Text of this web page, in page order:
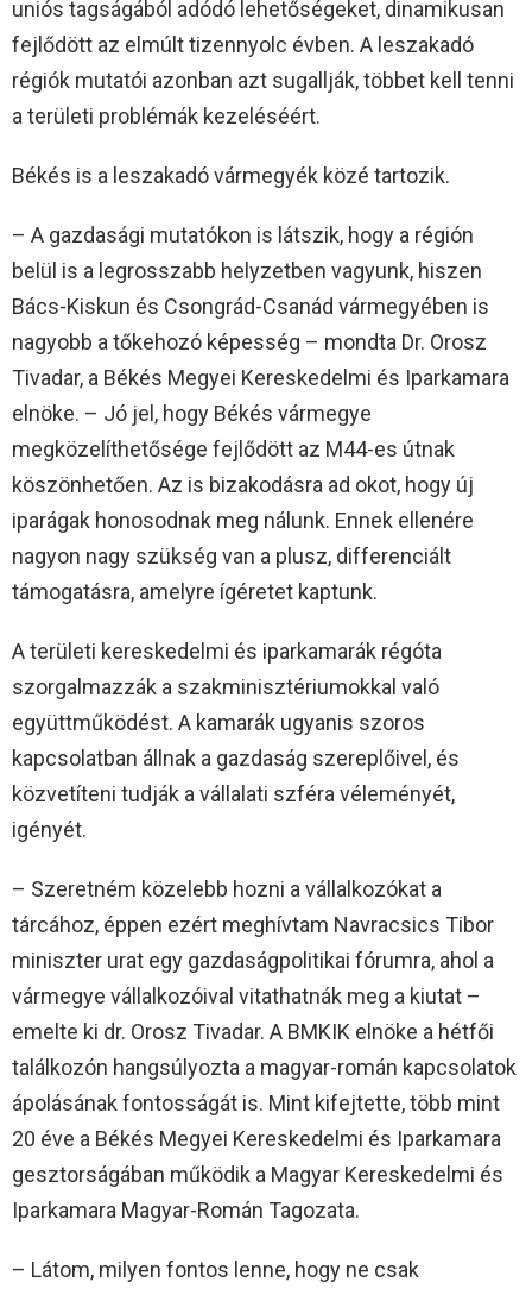
uniós tagságából adódó lehetőségeket, dinamikusan
fejlődött az elmúlt tizennyolc évben. A leszakadó
régiók mutatói azonban azt sugallják, többet kell tenni
a területi problémák kezeléséért.
Békés is a leszakadó vármegyék közé tartozik.
– A gazdasági mutatókon is látszik, hogy a régión
belül is a legrosszabb helyzetben vagyunk, hiszen
Bács-Kiskun és Csongrád-Csanád vármegyében is
nagyobb a tőkehozó képesség – mondta Dr. Orosz
Tivadar, a Békés Megyei Kereskedelmi és Iparkamara
elnöke. – Jó jel, hogy Békés vármegye
megközelíthetősége fejlődött az M44-es útnak
köszönhetően. Az is bizakodásra ad okot, hogy új
iparágak honosodnak meg nálunk. Ennek ellenére
nagyon nagy szükség van a plusz, differenciált
támogatásra, amelyre ígéretet kaptunk.
A területi kereskedelmi és iparkamarák régóta
szorgalmazzák a szakminisztériumokkal való
együttműködést. A kamarák ugyanis szoros
kapcsolatban állnak a gazdaság szereplőivel, és
közvetíteni tudják a vállalati szféra véleményét,
igényét.
– Szeretném közelebb hozni a vállalkozókat a
tárcához, éppen ezért meghívtam Navracsics Tibor
miniszter urat egy gazdaságpolitikai fórumra, ahol a
vármegye vállalkozóival vitathatnák meg a kiutat –
emelte ki dr. Orosz Tivadar. A BMKIK elnöke a hétfői
találkozón hangsúlyozta a magyar-román kapcsolatok
ápolásának fontosságát is. Mint kifejtette, több mint
20 éve a Békés Megyei Kereskedelmi és Iparkamara
gesztorságában működik a Magyar Kereskedelmi és
Iparkamara Magyar-Román Tagozata.
– Látom, milyen fontos lenne, hogy ne csak